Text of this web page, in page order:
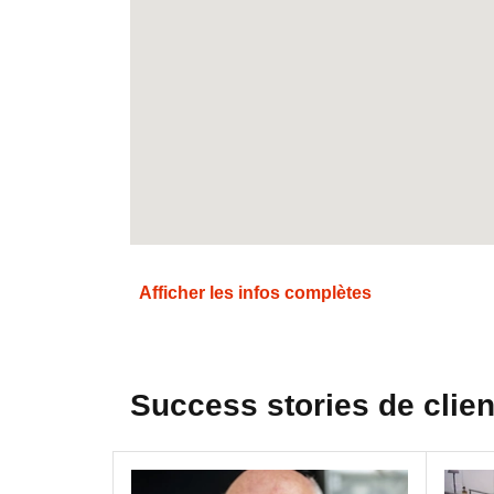
Afficher les infos complètes
Success stories de